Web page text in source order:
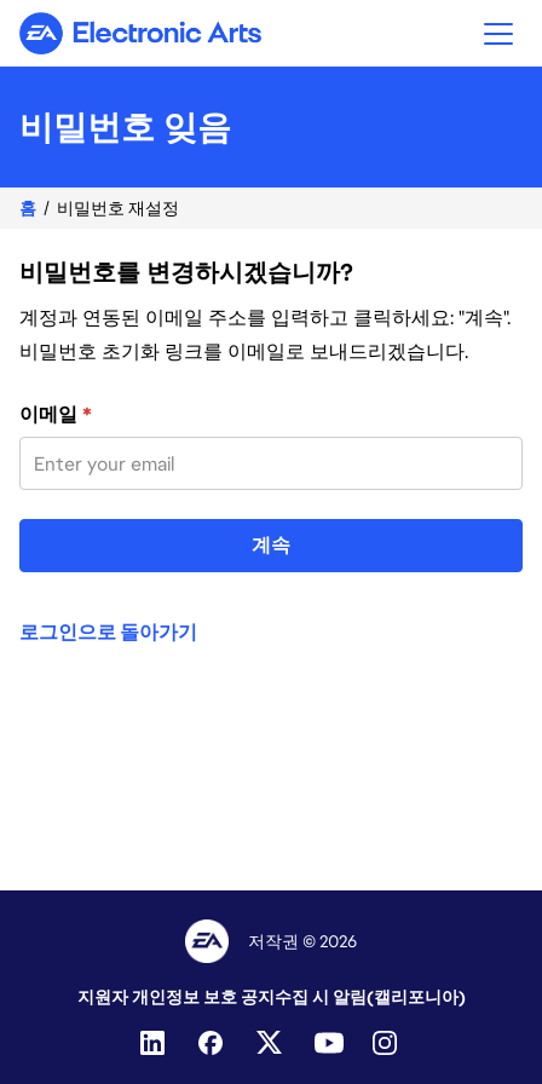
Electronic Arts
비밀번호 잊음
홈 비밀번호 재설정
비밀번호를 변경하시겠습니까?
계정과 연동된 이메일 주소를 입력하고 클릭하세요: "계속".
비밀번호 초기화 링크를 이메일로 보내드리겠습니다.
이메일 주소로 비밀번호 재설정
이메일 *
계속
로그인으로 돌아가기
저작권 © 2026
지원자 개인정보 보호 공지수집 시 알림(캘리포니아)